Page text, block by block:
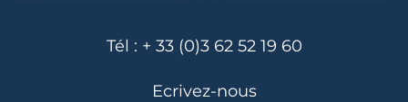
Tél : + 33 (0)3 62 52 19 60
Ecrivez-nous